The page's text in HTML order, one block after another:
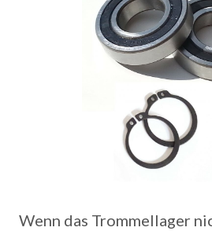
Wenn das Trommellager